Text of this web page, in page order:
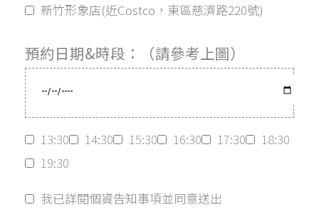
新竹形象店(近Costco，東區慈濟路220號)
預約日期&時段：（請參考上圖）
13:30 14:30 15:30 16:30 17:30
18:30
19:30
我已詳閱個資告知事項並同意送出